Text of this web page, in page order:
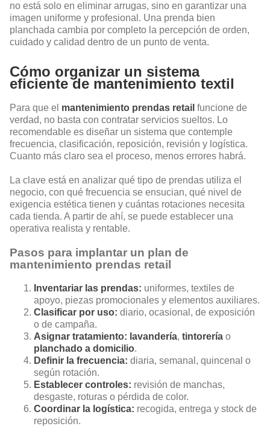
no está solo en eliminar arrugas, sino en garantizar una
imagen uniforme y profesional. Una prenda bien
planchada cambia por completo la percepción de orden,
cuidado y calidad dentro de un punto de venta.
Cómo organizar un sistema
eficiente de mantenimiento textil
Para que el mantenimiento prendas retail funcione de
verdad, no basta con contratar servicios sueltos. Lo
recomendable es diseñar un sistema que contemple
frecuencia, clasificación, reposición, revisión y logística.
Cuanto más claro sea el proceso, menos errores habrá.
La clave está en analizar qué tipo de prendas utiliza el
negocio, con qué frecuencia se ensucian, qué nivel de
exigencia estética tienen y cuántas rotaciones necesita
cada tienda. A partir de ahí, se puede establecer una
operativa realista y rentable.
Pasos para implantar un plan de
mantenimiento prendas retail
Inventariar las prendas: uniformes, textiles de
apoyo, piezas promocionales y elementos auxiliares.
Clasificar por uso: diario, ocasional, de exposición
o de campaña.
Asignar tratamiento: lavandería, tintorería o
planchado a domicilio.
Definir la frecuencia: diaria, semanal, quincenal o
según rotación.
Establecer controles: revisión de manchas,
desgaste, roturas o pérdida de color.
Coordinar la logística: recogida, entrega y stock de
reposición.